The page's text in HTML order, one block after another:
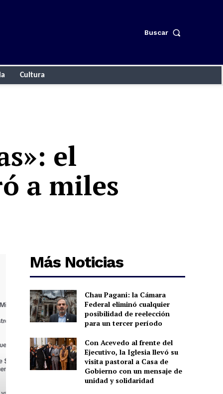
Buscar
Cultura
el
a miles
Más Noticias
Chau Pagani: la Cámara
Federal eliminó cualquier
posibilidad de reelección
para un tercer período
Con Acevedo al frente del
Ejecutivo, la Iglesia llevó su
visita pastoral a Casa de
Gobierno con un mensaje de
unidad y solidaridad